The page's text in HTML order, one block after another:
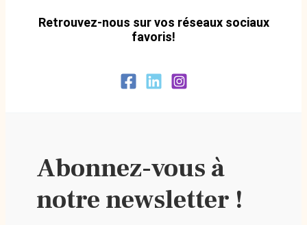
Retrouvez-nous sur vos réseaux sociaux
favoris!
Abonnez-vous à
notre newsletter !